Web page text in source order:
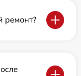
ремонт?